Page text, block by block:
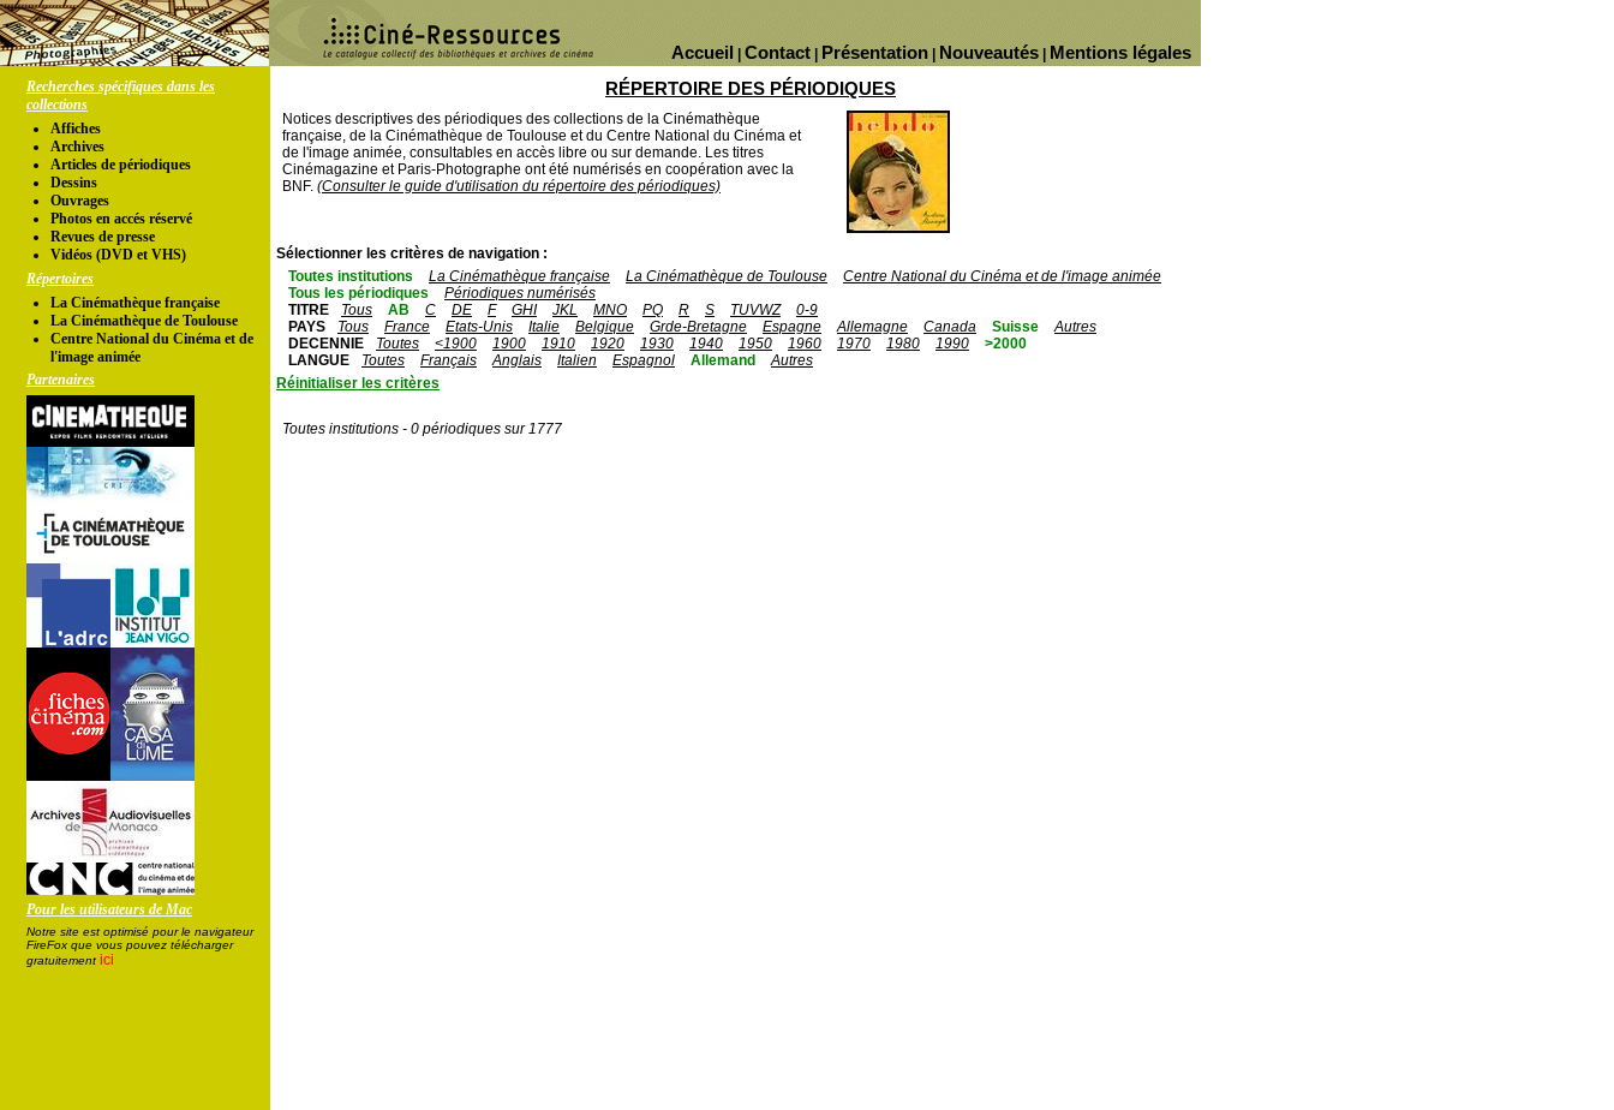
Mentions légales
Nouveautés
Présentation
Contact
Accueil
Recherches spécifiques dans les
collections
Affiches
Archives
Articles de périodiques
Dessins
Ouvrages
Photos en accés réservé
Revues de presse
Vidéos (DVD et VHS)
Répertoires
La Cinémathèque française
La Cinémathèque de Toulouse
Centre National du Cinéma et de
l'image animée
Partenaires
Pour les utilisateurs de Mac
Notre site est optimisé pour le navigateur
FireFox que vous pouvez télécharger
gratuitement ici
RÉPERTOIRE DES PÉRIODIQUES
Notices descriptives des périodiques des collections de la Cinémathèque
française, de la Cinémathèque de Toulouse et du Centre National du Cinéma et
de l'image animée, consultables en accès libre ou sur demande. Les titres
Cinémagazine et Paris-Photographe ont été numérisés en coopération avec la
BNF. (Consulter le guide d'utilisation du répertoire des périodiques)
Sélectionner les critères de navigation :
Toutes institutions
La Cinémathèque française La Cinémathèque de Toulouse
Centre National du Cinéma et de l'image animée
Tous les périodiques
Périodiques numérisés
TITRE
Tous AB C DE F GHI JKL MNO PQ R S TUVWZ
0-9
PAYS
Tous France Etats-Unis Italie Belgique Grde-Bretagne Espagne Allemagne Canada Suisse
Autres
DECENNIE
Toutes <1900 1900 1910 1920 1930 1940 1950 1960 1970 1980 1990
>2000
LANGUE
Toutes Français Anglais Italien Espagnol Allemand
Autres
Réinitialiser les critères
Toutes institutions - 0 périodiques sur 1777